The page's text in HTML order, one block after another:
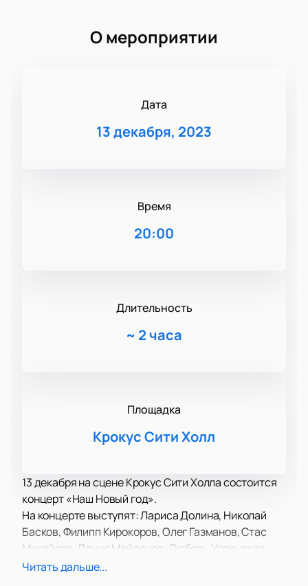
О мероприятии
Дата
13 декабря, 2023
Время
20:00
Длительность
~ 2 часа
Площадка
Крокус Сити Холл
13 декабря на сцене Крокус Сити Холла состоится
концерт «Наш Новый год».
На концерте выступят: Лариса Долина, Николай
Басков, Филипп Кирокоров, Олег Газманов, Стас
Михайлов, Денис Майданов, Любовь Успенская,
Михаил Шуфутинский, Леонид Агутин, Сергей
Читать дальше...